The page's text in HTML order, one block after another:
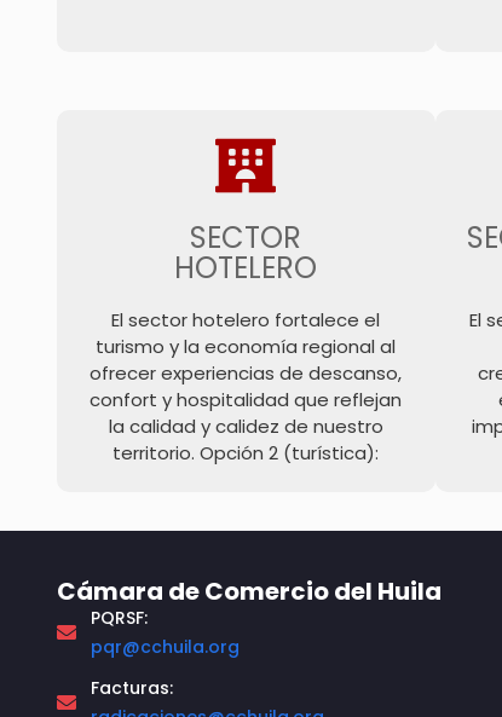
SECTOR
HOTELERO
El sector hotelero fortalece el
turismo y la economía regional al
ofrecer experiencias de descanso,
confort y hospitalidad que reflejan
la calidad y calidez de nuestro
territorio. Opción 2 (turística):
El
Cámara de Comercio del Huila
PQRSF:
pqr@cchuila.org
Facturas: